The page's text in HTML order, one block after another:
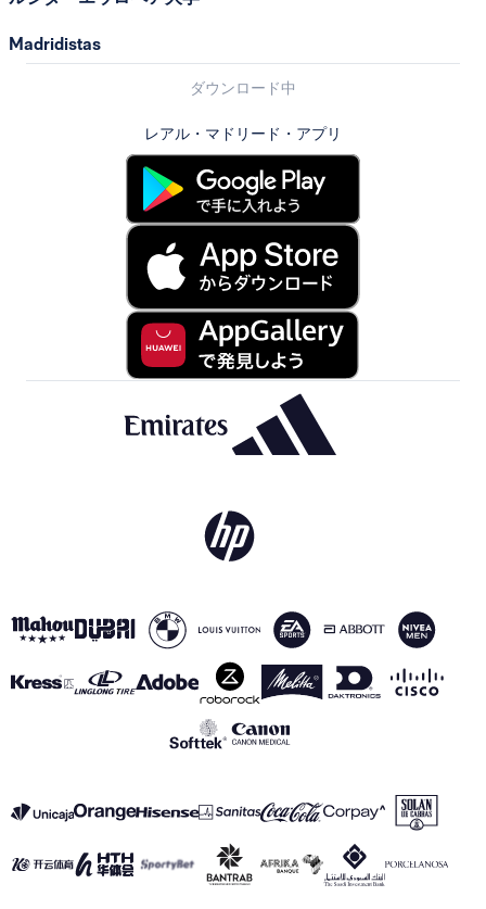
Madridistas
ダウンロード中
レアル・マドリード・アプリ